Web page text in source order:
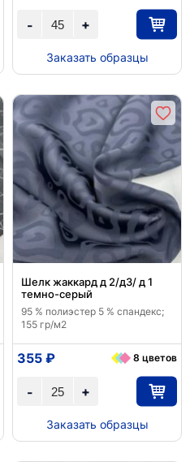
+
-
Заказать образцы
Шелк жаккард д 2/д3/ д 1
темно-серый
95 % полиэстер 5 % спандекс;
155 гр/м2
+
-
355 ₽ 8 цветов
Заказать образцы